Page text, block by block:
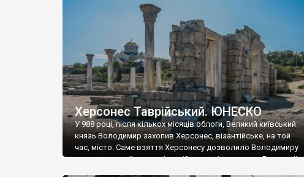
візантійської доби. Раритети викрадені з фондів об’єкту
культурної спадщини ЮНЕСКО «Херсонеса Таврійського».
Офіційно – на виставку «Золото Візантії», але експерти та
влада в Україні вважають це лише […]
Херсонес Таврійський. ЮНЕСКО
У 988 році, після кількох місяців облоги, Великий київський
князь Володимир захопив Херсонес, візантійське, на той
час, місто. Саме взяття Херсонесу дозволило Володимиру
диктувати свої умови візантійському імператору Василю ІІ,